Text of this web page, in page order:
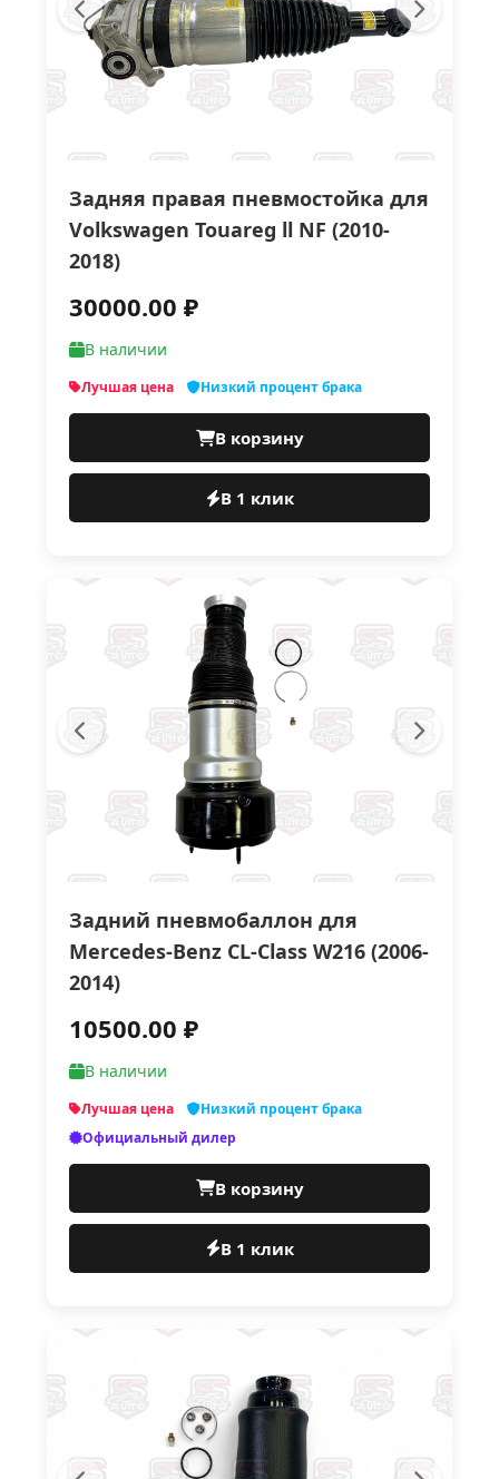
Задняя правая пневмостойка для
Volkswagen Touareg ll NF (2010-
2018)
30000.00 ₽
В наличии
Лучшая цена Низкий процент брака
В корзину
В 1 клик
Задний пневмобаллон для
Mercedes-Benz CL-Class W216 (2006-
2014)
10500.00 ₽
В наличии
Лучшая цена
Низкий процент брака
Официальный дилер
В корзину
В 1 клик